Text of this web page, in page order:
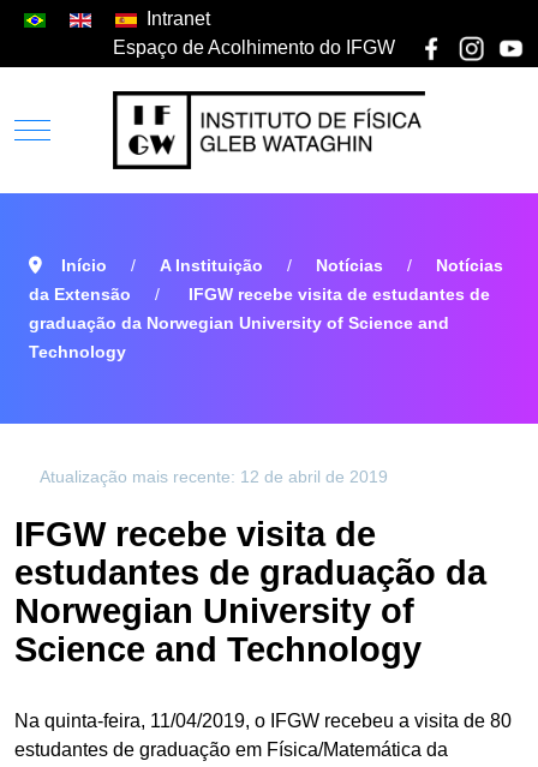
Intranet
Espaço de Acolhimento do IFGW
Início A Instituição Notícias
Notícias
da Extensão
IFGW recebe visita de estudantes de
graduação da Norwegian University of Science and
Technology
Atualização mais recente: 12 de abril de 2019
IFGW recebe visita de
estudantes de graduação da
Norwegian University of
Science and Technology
Na quinta-feira, 11/04/2019, o IFGW recebeu a visita de 80
estudantes de graduação em Física/Matemática da